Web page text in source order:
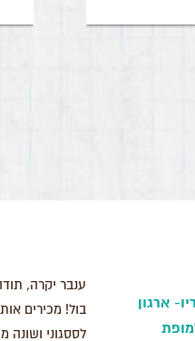
ארגון
ענבר יקרה,
בול! מכירים
לססגוני